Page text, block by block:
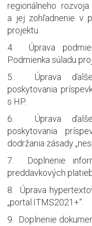
regionálneho
a jej zohľadnenie v
projektu.
4. Úprava
Podmienka súladu
5. Úprava
poskytovania
s HP.
6. Úprava
poskytovania
dodržania zásady
7. Doplnenie
preddavkových
8. Úprava
„portal.ITMS2021+“.
9. Doplnenie